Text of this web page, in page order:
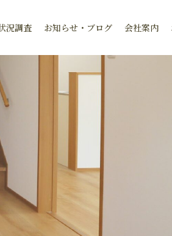
況調査 お知らせ・ブログ 会社案内